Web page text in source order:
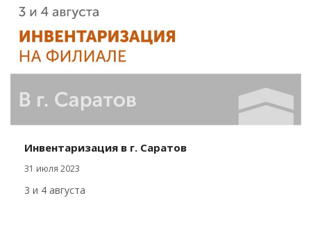
Инвентаризация в г. Саратов
31 июля 2023
3 и 4 августа